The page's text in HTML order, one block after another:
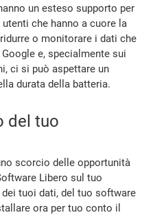
un esteso supporto per
utenti che hanno a cuore la
o monitorare i dati che
e, specialmente sui
ci si può aspettare un
durata della batteria.
del tuo
scorcio delle opportunità
Libero sul tuo
tuoi dati, del tuo software
ora per tuo conto il